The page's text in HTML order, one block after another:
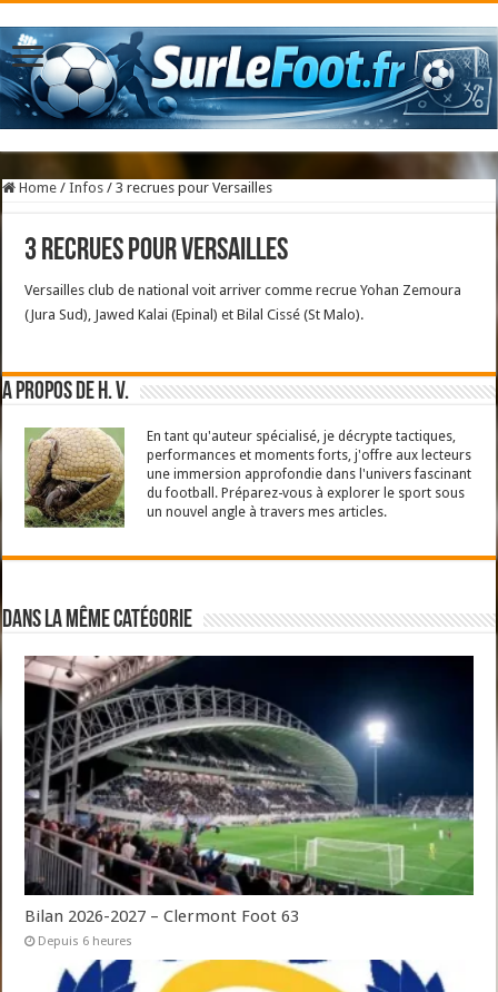
Home / Infos / 3 recrues pour Versailles
3 recrues pour Versailles
Versailles club de national voit arriver comme recrue Yohan Zemoura
(Jura Sud), Jawed Kalai (Epinal) et Bilal Cissé (St Malo).
A propos de H. V.
En tant qu'auteur spécialisé, je décrypte tactiques,
performances et moments forts, j'offre aux lecteurs
une immersion approfondie dans l'univers fascinant
du football. Préparez-vous à explorer le sport sous
un nouvel angle à travers mes articles.
Dans la même catégorie
Bilan 2026-2027 – Clermont Foot 63
Depuis 6 heures